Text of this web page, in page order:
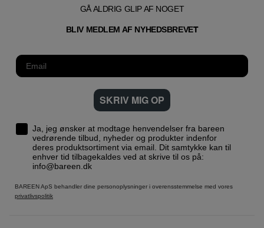
GÅ ALDRIG GLIP AF NOGET
BLIV MEDLEM AF NYHEDSBREVET
SKRIV MIG OP
Ja, jeg ønsker at modtage henvendelser fra bareen
vedrørende tilbud, nyheder og produkter indenfor
deres produktsortiment via email. Dit samtykke kan til
enhver tid tilbagekaldes ved at skrive til os på:
info@bareen.dk
BAREEN ApS behandler dine personoplysninger i overensstemmelse med vores
privatlivspolitik